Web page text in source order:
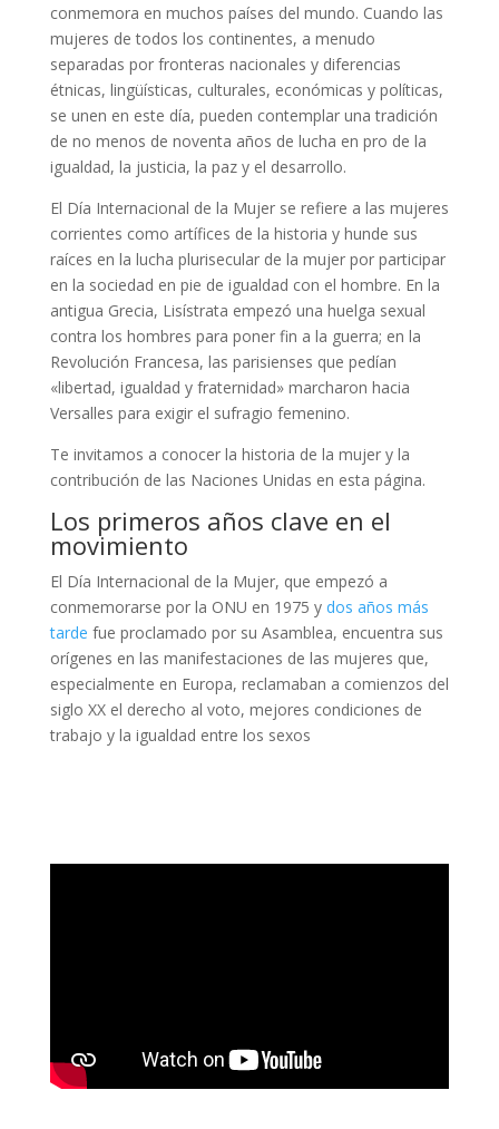
conmemora en muchos países del mundo. Cuando las
mujeres de todos los continentes, a menudo
separadas por fronteras nacionales y diferencias
étnicas, lingüísticas, culturales, económicas y políticas,
se unen en este día, pueden contemplar una tradición
de no menos de noventa años de lucha en pro de la
igualdad, la justicia, la paz y el desarrollo.
El Día Internacional de la Mujer se refiere a las mujeres
corrientes como artífices de la historia y hunde sus
raíces en la lucha plurisecular de la mujer por participar
en la sociedad en pie de igualdad con el hombre. En la
antigua Grecia, Lisístrata empezó una huelga sexual
contra los hombres para poner fin a la guerra; en la
Revolución Francesa, las parisienses que pedían
«libertad, igualdad y fraternidad» marcharon hacia
Versalles para exigir el sufragio femenino.
Te invitamos a conocer la historia de la mujer y la
contribución de las Naciones Unidas en esta página.
Los primeros años clave en el
movimiento
El Día Internacional de la Mujer, que empezó a
conmemorarse por la ONU en 1975 y dos años más
tarde fue proclamado por su Asamblea, encuentra sus
orígenes en las manifestaciones de las mujeres que,
especialmente en Europa, reclamaban a comienzos del
siglo XX el derecho al voto, mejores condiciones de
trabajo y la igualdad entre los sexos